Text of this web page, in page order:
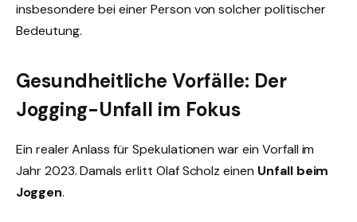
insbesondere bei einer Person von solcher politischer
Bedeutung.
Gesundheitliche Vorfälle: Der
Jogging-Unfall im Fokus
Ein realer Anlass für Spekulationen war ein Vorfall im
Jahr 2023. Damals erlitt Olaf Scholz einen Unfall beim
Joggen.